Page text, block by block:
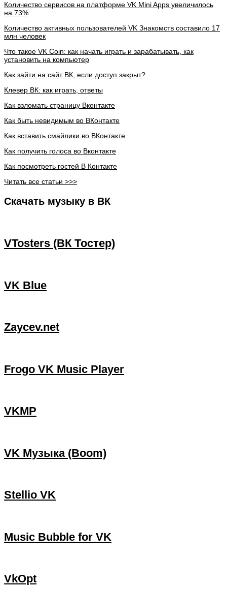
Количество сервисов на платформе VK Mini Apps увеличилось
на 73%
Количество активных пользователей VK Знакомств составило 17
млн человек
Что такое VK Coin: как начать играть и зарабатывать, как
установить на компьютер
Как зайти на сайт ВК, если доступ закрыт?
Клевер ВК: как играть, ответы
Как взломать страницу Вконтакте
Как быть невидимым во ВКонтакте
Как вставить смайлики во ВКонтакте
Как получить голоса во Вконтакте
Как посмотреть гостей В Контакте
Читать все статьи >>>
Скачать музыку в ВК
VTosters (ВК Тостер)
VK Blue
Zaycev.net
Frogo VK Music Player
VKMP
VK Музыка (Boom)
Stellio VK
Music Bubble for VK
VkOpt